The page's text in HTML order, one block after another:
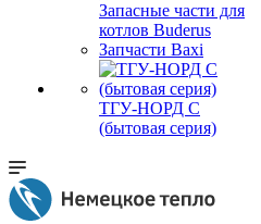
Запасные части для
котлов Buderus
Запчасти Baxi
ТГУ-НОРД С
(бытовая серия)